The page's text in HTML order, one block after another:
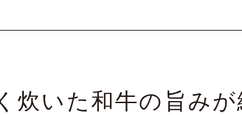
炊いた和牛の旨みが